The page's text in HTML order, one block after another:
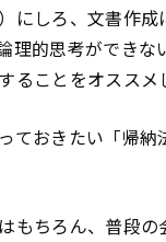
にしろ、文書作
理的思考ができ
ることをオススメ
おきたい「帰納
もちろん、普段